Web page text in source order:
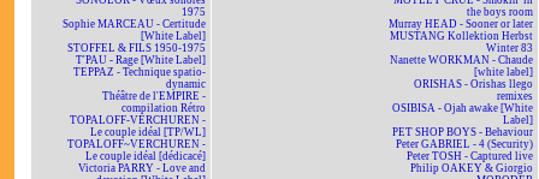
1975
Sophie MARCEAU - Certitude
[White Label]
STOFFEL & FILS 1950-1975
T'PAU - Rage [White Label]
TEPPAZ - Technique spatio-
dynamic
Théâtre de l'EMPIRE -
compilation Rétro
TOPALOFF-VERCHUREN -
Le couple idéal [TP/WL]
TOPALOFF~VERCHUREN -
Le couple idéal [dédicacé]
Victoria PARRY - Love and
the boys room
Murray HEAD - Sooner or later
MUSTANG Kollektion Herbst
Winter 83
Nanette WORKMAN - Chaude
[white label]
ORISHAS - Orishas llego
remixes
OSIBISA - Ojah awake [White
Label]
PET SHOP BOYS - Behaviour
Peter GABRIEL - 4 (Security)
Peter TOSH - Captured live
Philip OAKEY & Giorgio